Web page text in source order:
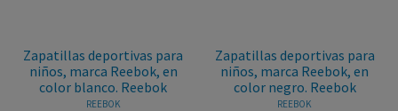
Zapatillas deportivas para
niños, marca Reebok, en
color blanco. Reebok
REEBOK
Zapatillas deportivas para
niños, marca Reebok, en
color negro. Reebok
REEBOK